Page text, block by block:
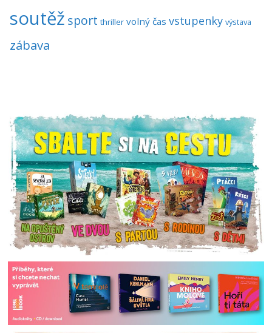
soutěž sport thriller volný čas vstupenky výstava
zábava